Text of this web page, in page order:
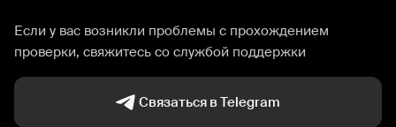
Если у вас возникли проблемы с прохождением
проверки, свяжитесь со службой поддержки
Связаться в Telegram